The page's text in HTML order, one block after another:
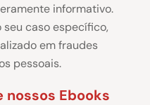
informativo.
caso específico,
em fraudes
pessoais.
Ebooks